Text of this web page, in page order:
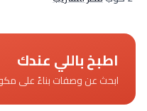
اطبخ باللي عندك
ابحث عن وصفات بناءً على